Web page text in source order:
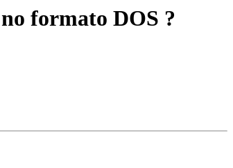
formato DOS ?